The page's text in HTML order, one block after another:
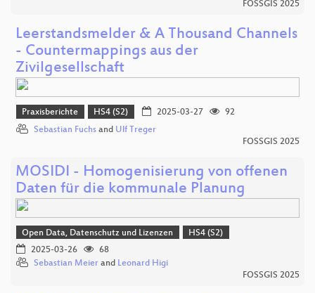
FOSSGIS 2025
Leerstandsmelder & A Thousand Channels
- Countermappings aus der
Zivilgesellschaft
Praxisberichte HS4 (S2) 2025-03-27
92
Sebastian Fuchs and Ulf Treger
FOSSGIS 2025
MOSIDI - Homogenisierung von offenen
Daten für die kommunale Planung
Open Data, Datenschutz und Lizenzen
HS4 (S2)
2025-03-26
68
Sebastian Meier and Leonard Higi
FOSSGIS 2025